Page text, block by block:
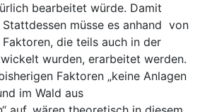
bearbeitet würde. Damit
müsse es anhand von
die teils auch in der
wurden, erarbeitet werden.
Faktoren „keine Anlagen
im Wald aus